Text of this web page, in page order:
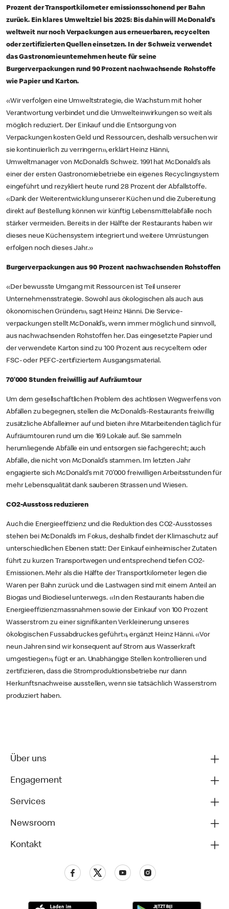
Prozent der Transportkilometer emissionsschonend per Bahn
zurück. Ein klares Umweltziel bis 2025: Bis dahin will McDonald’s
weltweit nur noch Verpackungen aus erneuerbaren, recycelten
oder zertifizierten Quellen einsetzen. In der Schweiz verwendet
das Gastronomieunternehmen heute für seine
Burgerverpackungen rund 90 Prozent nachwachsende Rohstoffe
wie Papier und Karton.
«Wir verfolgen eine Umweltstrategie, die Wachstum mit hoher
Verantwortung verbindet und die Umwelteinwirkungen so weit als
möglich reduziert. Der Einkauf und die Entsorgung von
Verpackungen kosten Geld und Ressourcen, deshalb versuchen wir
sie kontinuierlich zu verringern», erklärt Heinz Hänni,
Umweltmanager von McDonald’s Schweiz. 1991 hat McDonald’s als
einer der ersten Gastronomiebetriebe ein eigenes Recyclingsystem
eingeführt und rezykliert heute rund 28 Prozent der Abfallstoffe.
«Dank der Weiterentwicklung unserer Küchen und die Zubereitung
direkt auf Bestellung können wir künftig Lebensmittelabfälle noch
stärker vermeiden. Bereits in der Hälfte der Restaurants haben wir
dieses neue Küchensystem integriert und weitere Umrüstungen
erfolgen noch dieses Jahr.»
Burgerverpackungen aus 90 Prozent nachwachsenden Rohstoffen
«Der bewusste Umgang mit Ressourcen ist Teil unserer
Unternehmensstrategie. Sowohl aus ökologischen als auch aus
ökonomischen Gründen», sagt Heinz Hänni. Die Service-
verpackungen stellt McDonald’s, wenn immer möglich und sinnvoll,
aus nachwachsenden Rohstoffen her. Das eingesetzte Papier und
der verwendete Karton sind zu 100 Prozent aus recyceltem oder
FSC- oder PEFC-zertifiziertem Ausgangsmaterial.
70’000 Stunden freiwillig auf Aufräumtour
Um dem gesellschaftlichen Problem des achtlosen Wegwerfens von
Abfällen zu begegnen, stellen die McDonald’s-Restaurants freiwillig
zusätzliche Abfalleimer auf und bieten ihre Mitarbeitenden täglich für
Aufräumtouren rund um die 169 Lokale auf. Sie sammeln
herumliegende Abfälle ein und entsorgen sie fachgerecht; auch
Abfälle, die nicht von McDonald’s stammen. Im letzten Jahr
engagierte sich McDonald’s mit 70’000 freiwilligen Arbeitsstunden für
mehr Lebensqualität dank sauberen Strassen und Wiesen.
CO2-Ausstoss reduzieren
Auch die Energieeffizienz und die Reduktion des CO2-Ausstosses
stehen bei McDonald’s im Fokus, deshalb findet der Klimaschutz auf
unterschiedlichen Ebenen statt: Der Einkauf einheimischer Zutaten
führt zu kurzen Transportwegen und entsprechend tiefen CO2-
Emissionen. Mehr als die Hälfte der Transportkilometer legen die
Waren per Bahn zurück und die Lastwagen sind mit einem Anteil an
Biogas und Biodiesel unterwegs. «In den Restaurants haben die
Energieeffizienzmassnahmen sowie der Einkauf von 100 Prozent
Wasserstrom zu einer signifikanten Verkleinerung unseres
ökologischen Fussabdruckes geführt», ergänzt Heinz Hänni. «Vor
neun Jahren sind wir konsequent auf Strom aus Wasserkraft
umgestiegen», fügt er an. Unabhängige Stellen kontrollieren und
zertifizieren, dass die Stromproduktionsbetriebe nur dann
Herkunftsnachweise ausstellen, wenn sie tatsächlich Wasserstrom
produziert haben.
Über uns
Engagement
Services
Newsroom
Kontakt